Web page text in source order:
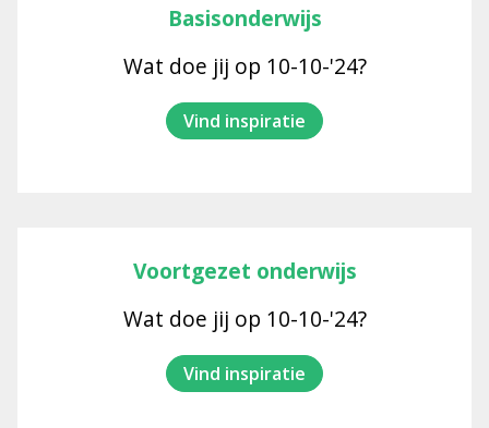
Basisonderwijs
Wat doe jij op 10-10-'24?
Vind inspiratie
Voortgezet onderwijs
Wat doe jij op 10-10-'24?
Vind inspiratie